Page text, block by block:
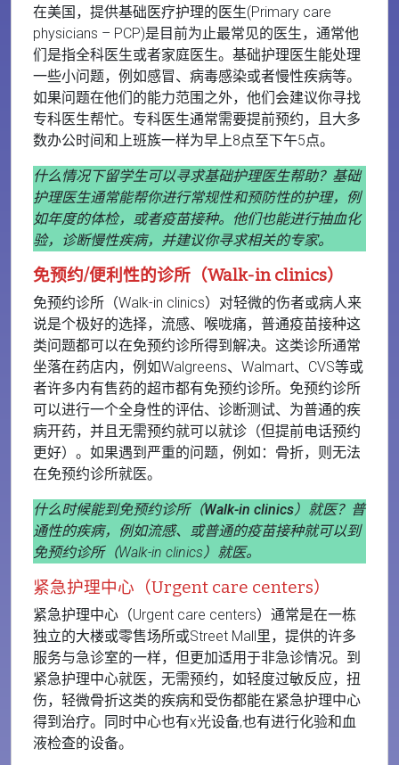
在美国，提供基础医疗护理的医生(Primary care
physicians – PCP)是目前为止最常见的医生，通常他
们是指全科医生或者家庭医生。基础护理医生能处理
一些小问题，例如感冒、病毒感染或者慢性疾病等。
如果问题在他们的能力范围之外，他们会建议你寻找
专科医生帮忙。专科医生通常需要提前预约，且大多
数办公时间和上班族一样为早上8点至下午5点。
什么情况下留学生可以寻求基础护理医生帮助？ 基础
护理医生通常能帮你进行常规性和预防性的护理，例
如年度的体检，或者疫苗接种。他们也能进行抽血化
验，诊断慢性疾病，并建议你寻求相关的专家。
免预约/便利性的诊所（Walk-in clinics）
免预约诊所（Walk-in clinics）对轻微的伤者或病人来
说是个极好的选择，流感、喉咙痛，普通疫苗接种这
类问题都可以在免预约诊所得到解决。这类诊所通常
坐落在药店内，例如Walgreens、Walmart、CVS等或
者许多内有售药的超市都有免预约诊所。免预约诊所
可以进行一个全身性的评估、诊断测试、为普通的疾
病开药，并且无需预约就可以就诊（但提前电话预约
更好）。如果遇到严重的问题，例如：骨折，则无法
在免预约诊所就医。
什么时候能到免预约诊所（Walk-in clinics）就医？ 普
通性的疾病，例如流感、或普通的疫苗接种就可以到
免预约诊所（Walk-in clinics）就医。
紧急护理中心（Urgent care centers）
紧急护理中心（Urgent care centers）通常是在一栋
独立的大楼或零售场所或Street Mall里，提供的许多
服务与急诊室的一样，但更加适用于非急诊情况。到
紧急护理中心就医，无需预约，如轻度过敏反应，扭
伤，轻微骨折这类的疾病和受伤都能在紧急护理中心
得到治疗。同时中心也有x光设备,也有进行化验和血
液检查的设备。